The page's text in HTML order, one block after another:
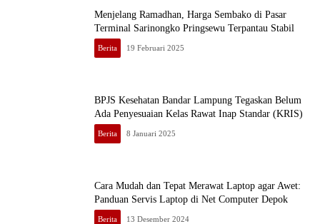
Menjelang Ramadhan, Harga Sembako di Pasar
Terminal Sarinongko Pringsewu Terpantau Stabil
Berita 19 Februari 2025
BPJS Kesehatan Bandar Lampung Tegaskan Belum
Ada Penyesuaian Kelas Rawat Inap Standar (KRIS)
Berita 8 Januari 2025
Cara Mudah dan Tepat Merawat Laptop agar Awet:
Panduan Servis Laptop di Net Computer Depok
Berita 13 Desember 2024